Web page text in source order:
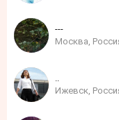
---
Москва,
..
Ижевск,